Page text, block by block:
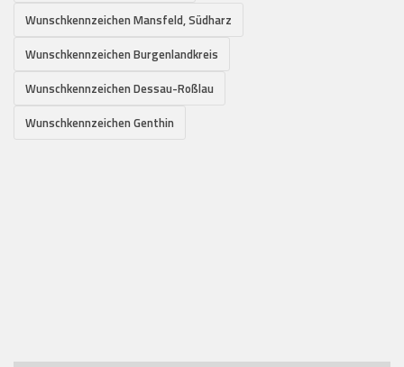
Wunschkennzeichen Mansfeld, Südharz
Wunschkennzeichen Burgenlandkreis
Wunschkennzeichen Dessau-Roßlau
Wunschkennzeichen Genthin